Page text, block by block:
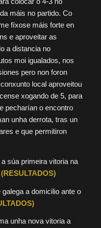
máis no partido. Co
fíxose máis forte en
e aproveitar as
a distancia no
moi igualados, nos
pero non foron
local aproveitou
xogando de 5, para
pecharían o encontro
unha derrota, tras un
e que permitiron
súa primeira vitoria na
(RESULTADOS)
a domicilio ante o
unha nova vitoria a